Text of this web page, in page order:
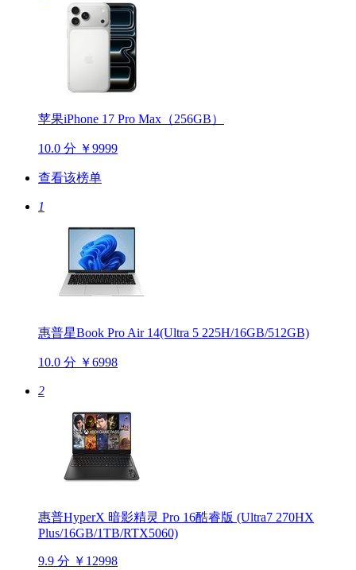
苹果iPhone 17 Pro Max（256GB）
10.0 分 ￥9999
查看该榜单
1
惠普星Book Pro Air 14(Ultra 5 225H/16GB/512GB)
10.0 分 ￥6998
2
惠普HyperX 暗影精灵 Pro 16酷睿版 (Ultra7 270HX
Plus/16GB/1TB/RTX5060)
9.9 分 ￥12998